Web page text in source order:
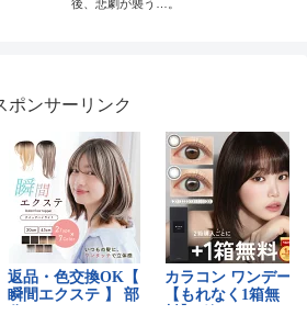
後、悲劇が襲う…。
ポンサーリンク